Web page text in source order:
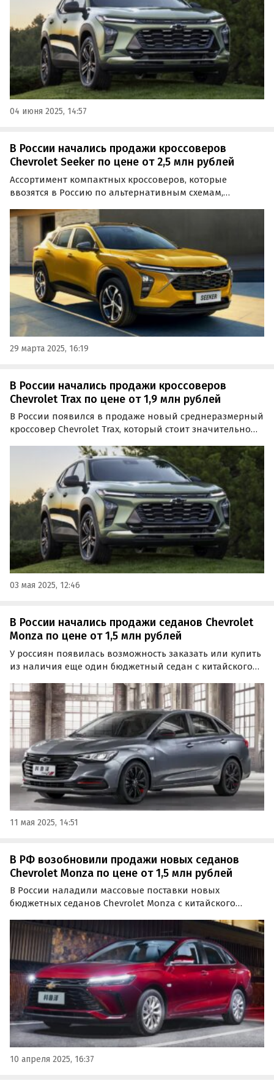
04 июня 2025, 14:57
В России начались продажи кроссоверов
Chevrolet Seeker по цене от 2,5 млн рублей
Ассортимент компактных кроссоверов, которые
ввозятся в Россию по альтернативным схемам,
Цены на него на одном из классифайдов начинаются
от 2 450 000 рублей, пишут «Автоновости дня».
29 марта 2025, 16:19
В России начались продажи кроссоверов
Chevrolet Trax по цене от 1,9 млн рублей
В России появился в продаже новый среднеразмерный
кроссовер Chevrolet Trax, который стоит значительно
на него на одном из классифайдов в мае начинаются
от 1,9 млн рублей, сообщает портал…
03 мая 2025, 12:46
В России начались продажи седанов Chevrolet
Monza по цене от 1,5 млн рублей
У россиян появилась возможность заказать или купить
из наличия еще один бюджетный седан с китайского
стартуют от 1 490 000 рублей, пишут «Автоновости дня».
11 мая 2025, 14:51
В РФ возобновили продажи новых седанов
Chevrolet Monza по цене от 1,5 млн рублей
В России наладили массовые поставки новых
бюджетных седанов Chevrolet Monza с китайского
дешевле LADA Vesta, Changan Alsvin и «Москвича 6».
10 апреля 2025, 16:37